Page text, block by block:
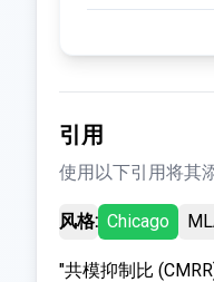
引用
使用以下引用将其
风格: Chicago
"共模抑制比